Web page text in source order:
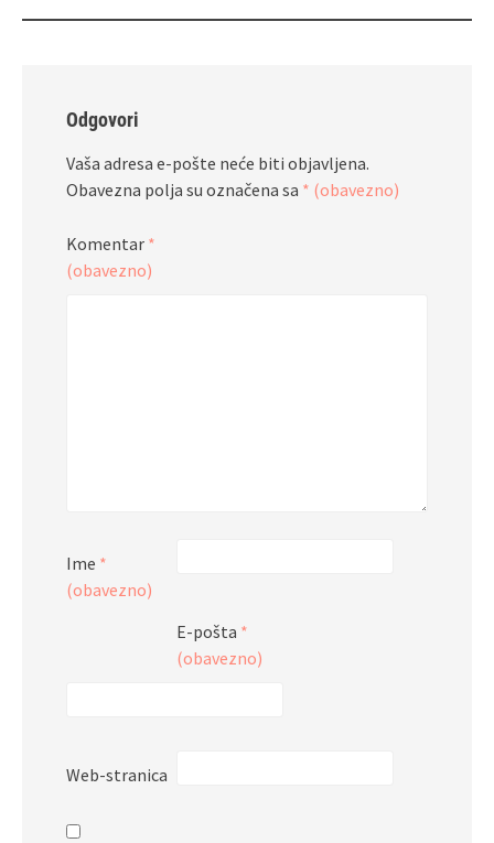
Odgovori
Vaša adresa e-pošte neće biti objavljena.
Obavezna polja su označena sa * (obavezno)
Komentar *
(obavezno)
Ime *
(obavezno)
E-pošta *
(obavezno)
Web-stranica